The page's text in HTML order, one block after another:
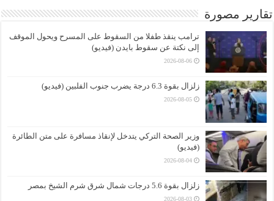
تقارير مصورة
ترامب ينقذ طفلا من السقوط على المسرح ويحول الموقف
إلى نكتة عن سقوط بايدن (فيديو)
2026-08-06
زلزال بقوة 6.3 درجة يضرب جنوب الفلبين (فيديو)
2026-08-05
وزير الصحة التركي يتدخل لإنقاذ مسافرة على متن الطائرة
(فيديو)
2026-08-04
زلزال بقوة 5.6 درجات شمال شرق شرم الشيخ بمصر
2026-08-03